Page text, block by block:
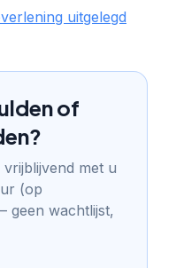
uitgelegd
of
met u
(op
geen wachtlijst,